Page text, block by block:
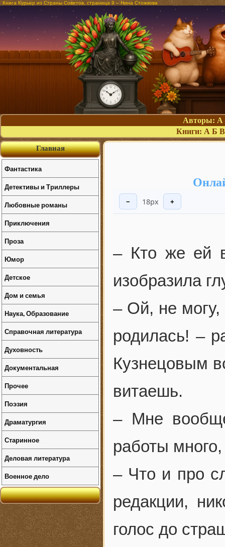
Книга Курьер из Страны Советов, страница 9 – Нина Стожкова
Авторы: А
Книги: А Б В
− 18px +
– Кто же ей
изобразила
– Ой, не могу,
родилась! –
Кузнецовым
витаешь.
– Мне
работы
– Что и про
редакции,
голос до
Главная
Фантастика
Детективы и Триллеры
Любовные романы
Приключения
Проза
Юмор
Детское
Дом и семья
Наука, Образование
Справочная литература
Духовность
Документальная
Прочее
Поэзия
Драматургия
Старинное
Деловая литература
Военное дело